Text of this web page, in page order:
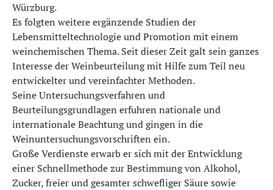
Würzburg.
Es folgten weitere ergänzende Studien der
Lebensmitteltechnologie und Promotion mit einem
weinchemischen Thema. Seit dieser Zeit galt sein ganzes
Interesse der Weinbeurteilung mit Hilfe zum Teil neu
entwickelter und vereinfachter Methoden.
Seine Untersuchungsverfahren und
Beurteilungsgrundlagen erfuhren nationale und
internationale Beachtung und gingen in die
Weinuntersuchungsvorschriften ein.
Große Verdienste erwarb er sich mit der Entwicklung
einer Schnellmethode zur Bestimmung von Alkohol,
Zucker, freier und gesamter schwefliger Säure sowie